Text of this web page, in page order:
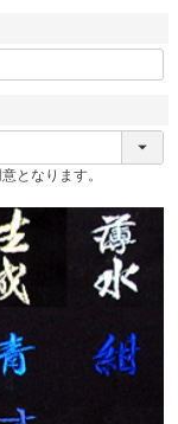
となります。